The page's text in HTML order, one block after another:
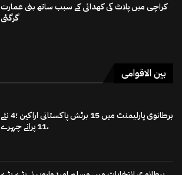
کراچی میں پلاٹ کی کھدائی کے سبب ساتھ بنی عمارت
گرگئی
بین الاقوامی
برطانوی پارلیمنٹ میں 15 برٹش پاکستانی اراکین ؛4 نئے
،11 پرانے چہرے